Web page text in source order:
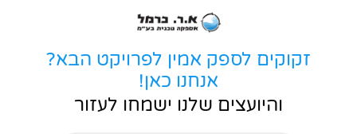
זקוקים לספק אמין לפרויקט הבא?
אנחנו כאן!
והיועצים שלנו ישמחו לעזור